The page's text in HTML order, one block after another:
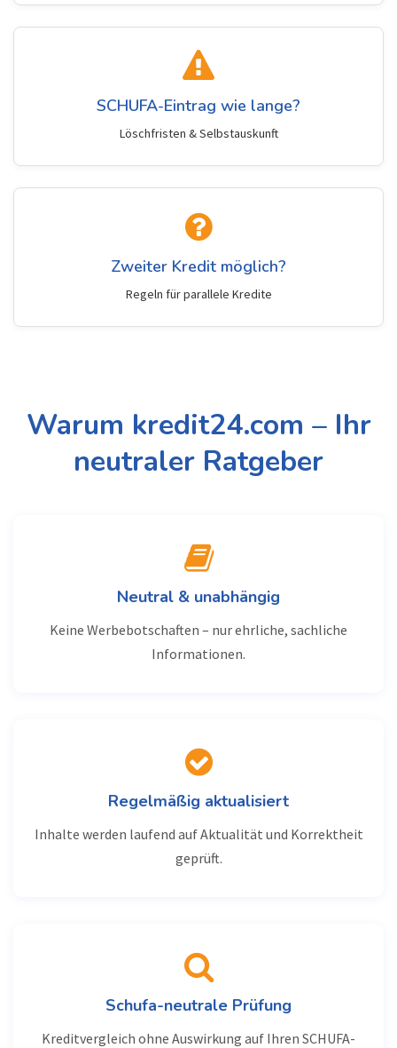
SCHUFA-Eintrag wie lange?
Löschfristen & Selbstauskunft
Zweiter Kredit möglich?
Regeln für parallele Kredite
Warum kredit24.com – Ihr
neutraler Ratgeber
Neutral & unabhängig
Keine Werbebotschaften – nur ehrliche, sachliche
Informationen.
Regelmäßig aktualisiert
Inhalte werden laufend auf Aktualität und Korrektheit
geprüft.
Schufa-neutrale Prüfung
Kreditvergleich ohne Auswirkung auf Ihren SCHUFA-